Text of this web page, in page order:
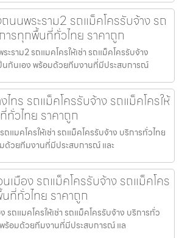
นนพระราม2 รถแม็คโครรับจ้าง รถ
ารทุกพื้นที่ทั่วไทย ราคาถูก
ราม2 รถแมคโครให้เช่า รถแม็คโครรับจ้าง
ป็นกันเอง พร้อมด้วยทีมงานที่มีประสบการณ์
ไทร รถแม็คโครรับจ้าง รถแม็คโครให้
ทั่วไทย ราคาถูก
ถแมคโครให้เช่า รถแม็คโครรับจ้าง บริการทั่วไทย
ด้วยทีมงานที่มีประสบการณ์ และ
นเมือง รถแม็คโครรับจ้าง รถแม็คโคร
ที่ทั่วไทย ราคาถูก
รถแมคโครให้เช่า รถแม็คโครรับจ้าง บริการทั่ว
พร้อมด้วยทีมงานที่มีประสบการณ์ แล